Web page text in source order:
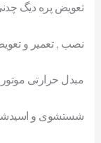
تعویض پره دیگ
نصب , تعمیر و
مبدل حرارتی
شستشوی و